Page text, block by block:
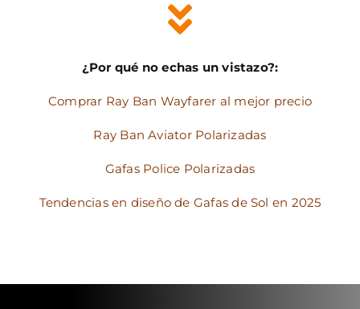
¿Por qué no echas un vistazo?:
Comprar Ray Ban Wayfarer al mejor precio
Ray Ban Aviator Polarizadas
Gafas Police Polarizadas
Tendencias en diseño de Gafas de Sol en 2025